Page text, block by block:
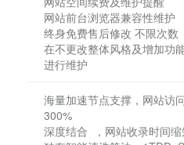
网站前台浏览器兼容性维护
终身免费售后修改 不限次数
在不更改整体风格及增加功
进行维护
海量加速节点支撑，网站访
300%
深度结合 ，网站收录时间